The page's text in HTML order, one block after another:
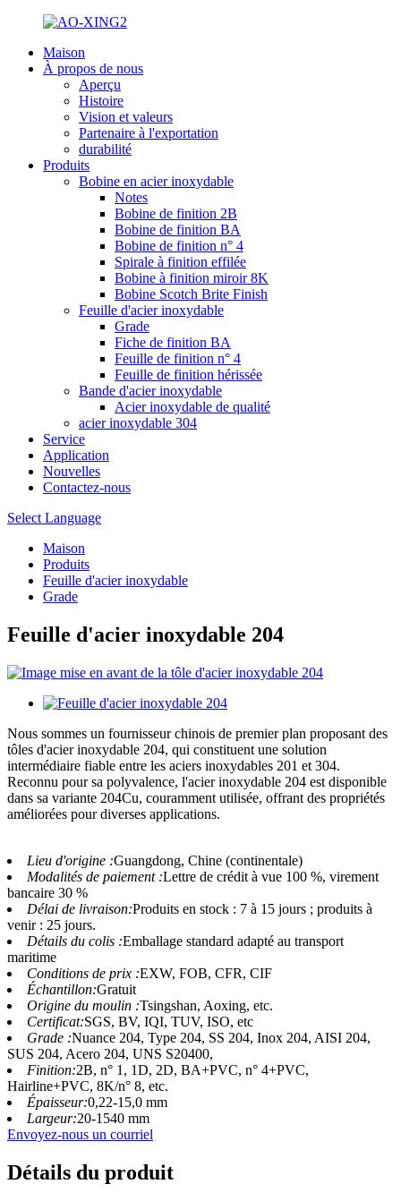
Maison
À propos de nous
Aperçu
Histoire
Vision et valeurs
Partenaire à l'exportation
durabilité
Produits
Bobine en acier inoxydable
Notes
Bobine de finition 2B
Bobine de finition BA
Bobine de finition n° 4
Spirale à finition effilée
Bobine à finition miroir 8K
Bobine Scotch Brite Finish
Feuille d'acier inoxydable
Grade
Fiche de finition BA
Feuille de finition n° 4
Feuille de finition hérissée
Bande d'acier inoxydable
Acier inoxydable de qualité
acier inoxydable 304
Service
Application
Nouvelles
Contactez-nous
Select Language
Maison
Produits
Feuille d'acier inoxydable
Grade
Feuille d'acier inoxydable 204
Nous sommes un fournisseur chinois de premier plan proposant des
tôles d'acier inoxydable 204, qui constituent une solution
intermédiaire fiable entre les aciers inoxydables 201 et 304.
Reconnu pour sa polyvalence, l'acier inoxydable 204 est disponible
dans sa variante 204Cu, couramment utilisée, offrant des propriétés
améliorées pour diverses applications.
Lieu d'origine :Guangdong, Chine (continentale)
Modalités de paiement :Lettre de crédit à vue 100 %, virement
bancaire 30 %
Délai de livraison:Produits en stock : 7 à 15 jours ; produits à
venir : 25 jours.
Détails du colis :Emballage standard adapté au transport
maritime
Conditions de prix :EXW, FOB, CFR, CIF
Échantillon:Gratuit
Origine du moulin :Tsingshan, Aoxing, etc.
Certificat:SGS, BV, IQI, TUV, ISO, etc
Grade :Nuance 204, Type 204, SS 204, Inox 204, AISI 204,
SUS 204, Acero 204, UNS S20400,
Finition:2B, n° 1, 1D, 2D, BA+PVC, n° 4+PVC,
Hairline+PVC, 8K/n° 8, etc.
Épaisseur:0,22-15,0 mm
Largeur:20-1540 mm
Envoyez-nous un courriel
Détails du produit